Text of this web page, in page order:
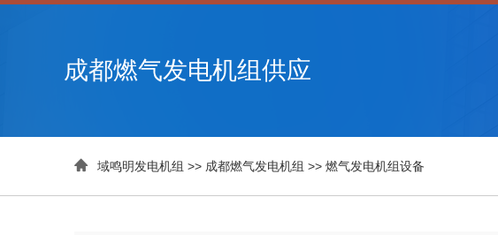
成都燃气发电机组供应
 域鸣明发电机组 >> 成都燃气发电机组 >> 燃气发电机组设备